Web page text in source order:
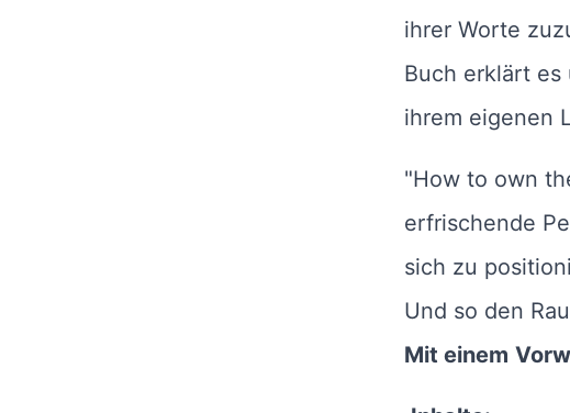
ihrer Worte
Buch erklärt es
ihrem eigenen
"How to own
erfrischende
sich zu
Und so den
Mit einem